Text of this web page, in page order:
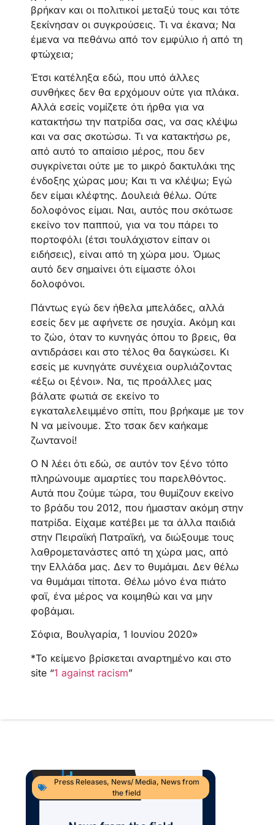
βρήκαν και οι πολιτικοί μεταξύ τους και τότε
ξεκίνησαν οι συγκρούσεις. Τι να έκανα; Να
έμενα να πεθάνω από τον εμφύλιο ή από τη
φτώχεια;
Έτσι κατέληξα εδώ, που υπό άλλες
συνθήκες δεν θα ερχόμουν ούτε για πλάκα.
Αλλά εσείς νομίζετε ότι ήρθα για να
κατακτήσω την πατρίδα σας, να σας κλέψω
και να σας σκοτώσω. Τι να κατακτήσω ρε,
από αυτό το απαίσιο μέρος, που δεν
συγκρίνεται ούτε με το μικρό δακτυλάκι της
ένδοξης χώρας μου; Και τι να κλέψω; Εγώ
δεν είμαι κλέφτης. Δουλειά θέλω. Ούτε
δολοφόνος είμαι. Ναι, αυτός που σκότωσε
εκείνο τον παππού, για να του πάρει το
πορτοφόλι (έτσι τουλάχιστον είπαν οι
ειδήσεις), είναι από τη χώρα μου. Όμως
αυτό δεν σημαίνει ότι είμαστε όλοι
δολοφόνοι.
Πάντως εγώ δεν ήθελα μπελάδες, αλλά
εσείς δεν με αφήνετε σε ησυχία. Ακόμη και
το ζώο, όταν το κυνηγάς όπου το βρεις, θα
αντιδράσει και στο τέλος θα δαγκώσει. Κι
εσείς με κυνηγάτε συνέχεια ουρλιάζοντας
«έξω οι ξένοι». Να, τις προάλλες μας
βάλατε φωτιά σε εκείνο το
εγκαταλελειμμένο σπίτι, που βρήκαμε με τον
Ν να μείνουμε. Στο τσακ δεν καήκαμε
ζωντανοί!
Ο Ν λέει ότι εδώ, σε αυτόν τον ξένο τόπο
πληρώνουμε αμαρτίες του παρελθόντος.
Αυτά που ζούμε τώρα, του θυμίζουν εκείνο
το βράδυ του 2012, που ήμασταν ακόμη στην
πατρίδα. Είχαμε κατέβει με τα άλλα παιδιά
στην Πειραϊκή Πατραϊκή, να διώξουμε τους
λαθρομετανάστες από τη χώρα μας, από
την Ελλάδα μας. Δεν το θυμάμαι. Δεν θέλω
να θυμάμαι τίποτα. Θέλω μόνο ένα πιάτο
φαϊ, ένα μέρος να κοιμηθώ και να μην
φοβάμαι.
Σόφια, Βουλγαρία, 1 Ιουνίου 2020»
*Το κείμενο βρίσκεται αναρτημένο και στο
site “1 against racism”
Press Releases, News/ Media, News from
the field